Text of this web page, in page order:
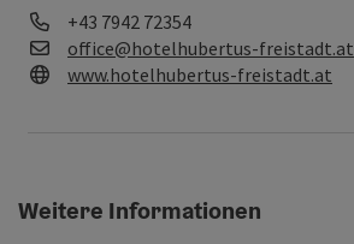
Telefon
+43 7942 72354
E-Mail:
office@hotelhubertus-freistadt.at
Web:
www.hotelhubertus-freistadt.at
Weitere Informationen